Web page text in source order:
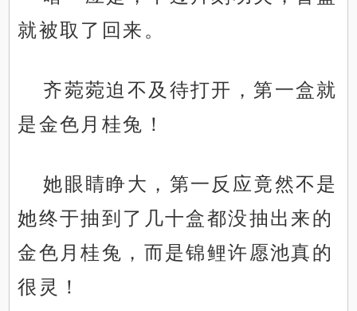
就被取了回来。
齐菀菀迫不及待打开，第一盒就
是金色月桂兔！
她眼睛睁大，第一反应竟然不是
她终于抽到了几十盒都没抽出来的
金色月桂兔，而是锦鲤许愿池真的
很灵！